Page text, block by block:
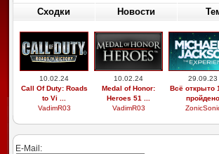
Сходки Новости
10.02.24
Call Of Duty: Roads
to Vi ...
VadimR03
10.02.24
Medal of Honor:
Heroes 51 ...
VadimR03
29.09.23
Всё открыто
пройдено
E-Mail: